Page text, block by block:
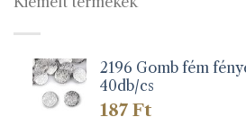
2196 Gomb fém
40db/cs
187 Ft